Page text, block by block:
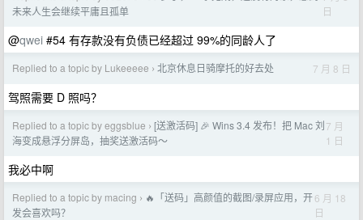
未来人生会继续平庸且孤单
日
@qwei #54 有存款没有负债已经超过 99%的同龄人了
Replied to a topic by Lukeeeee › 北京休息日骑摩托的好去处 7 月 8 日
驾照需要 D 照吗？
Replied to a topic by eggsblue › [送激活码] 🎉 Wins 3.4 发布！把 Mac 刘
海变成悬浮分屏岛，抽奖送激活码～
7 月
1 日
我必中啊
Replied to a topic by macing › 🔥「送码」高颜值的截图/录屏应用，开
发会喜欢吗？
6 月 18
日